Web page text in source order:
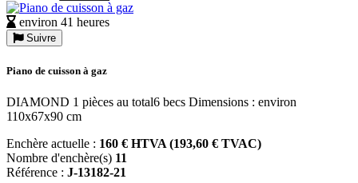
environ 41 heures
Suivre
Piano de cuisson à gaz
DIAMOND 1 pièces au total6 becs Dimensions : environ
110x67x90 cm
Enchère actuelle : 160 € HTVA (193,60 € TVAC)
Nombre d'enchère(s) 11
Référence : J-13182-21